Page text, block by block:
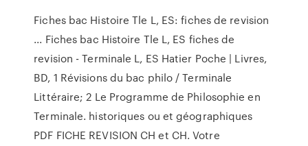
Fiches bac Histoire Tle L, ES: fiches de revision
... Fiches bac Histoire Tle L, ES fiches de
revision - Terminale L, ES Hatier Poche | Livres,
BD, 1 Révisions du bac philo / Terminale
Littéraire; 2 Le Programme de Philosophie en
Terminale. historiques ou et géographiques
PDF FICHE REVISION CH et CH. Votre